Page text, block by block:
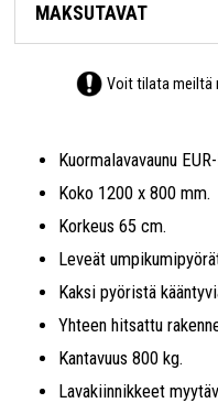
MAKSUTAVAT
Voit tilata
Kuormalavavaunu
Koko 1200 x 800 mm.
Korkeus 65 cm.
Leveät
Kaksi pyöristä
Yhteen hitsattu
Kantavuus 800 kg.
Lavakiinnikkeet